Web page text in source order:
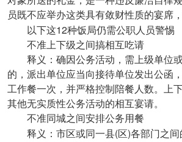
员既不应举办这类具有敛财性质的宴席
以下这12种饭局仍需公职人员警惕
不准上下级之间搞相互吃请
释义：确因公务活动，需上级单位
的，派出单位应当向接待单位发出公函
工作餐一次，并严格控制陪餐人数。上
其他无实质性公务活动的相互宴请。
不准同城之间安排公务用餐
释义：市区或同一县(区)各部门之